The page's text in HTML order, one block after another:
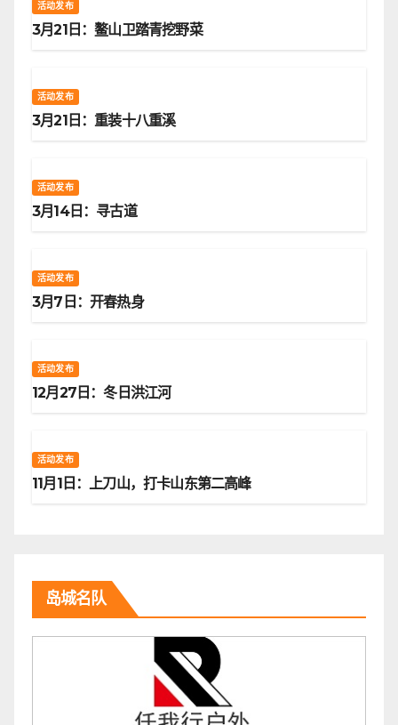
活动发布
3月21日：鳌山卫踏青挖野菜
活动发布
3月21日：重装十八重溪
活动发布
3月14日：寻古道
活动发布
3月7日：开春热身
活动发布
12月27日：冬日洪江河
活动发布
11月1日：上刀山，打卡山东第二高峰
岛城名队